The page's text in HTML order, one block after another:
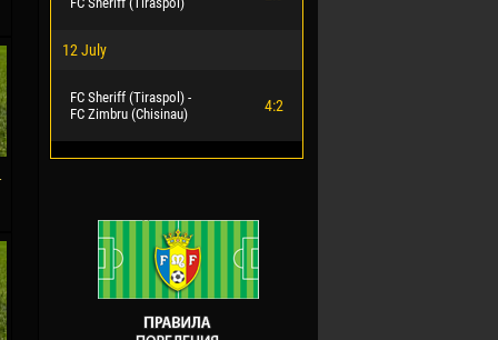
12 July
FC Sheriff (Tiraspol) -
FC Zimbru (Chisinau)
4:2